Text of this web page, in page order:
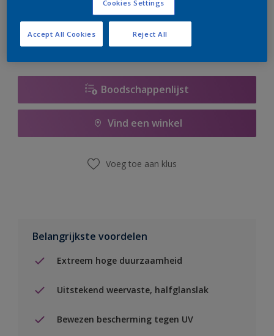
er hard aan om de voorraad aan te vullen.
Boodschappenlijst
Vind een winkel
Voeg toe aan klus
Belangrijkste voordelen
Extreem hoge duurzaamheid
Uitstekend weervaste, halfglanslak
Bewezen bescherming tegen UV
Cookies Settings
Reject All
Accept All Cookies